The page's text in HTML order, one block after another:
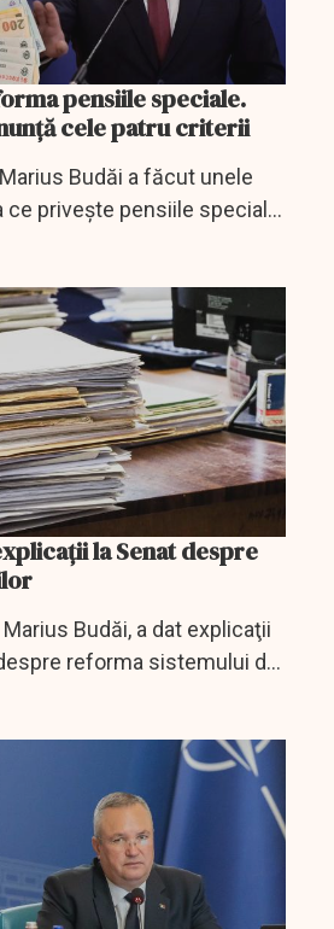
pensiile speciale.
cele patru criterii
Budăi a făcut unele
ce privește pensiile speciale
la Senat despre
Budăi, a dat explicaţii
reforma sistemului de
care depind fonduri din